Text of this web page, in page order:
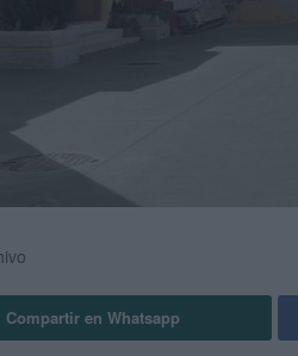
Compartir en Whatsapp